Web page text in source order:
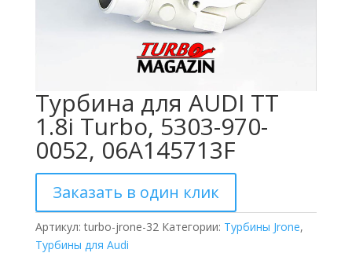
Турбина для AUDI TT
1.8i Turbo, 5303-970-
0052, 06A145713F
Заказать в один клик
Артикул:turbo-jrone-32 Категории: Турбины Jrone,
Турбины для Audi